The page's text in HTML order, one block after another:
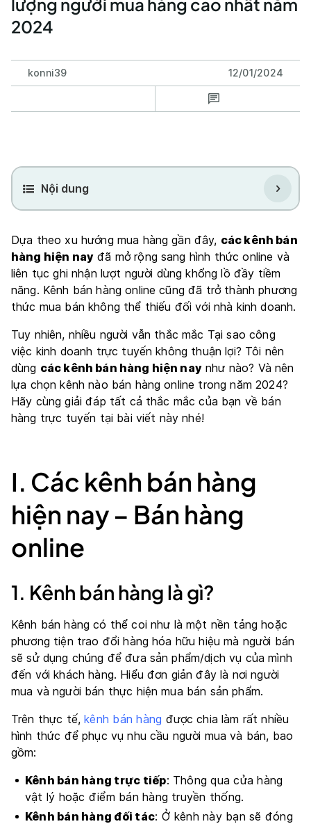
lượng người mua hàng cao nhất năm
2024
konni39 12/01/2024
Nội dung
Dựa theo xu hướng mua hàng gần đây, các kênh bán
hàng hiện nay đã mở rộng sang hình thức online và
liên tục ghi nhận lượt người dùng khổng lồ đầy tiềm
năng. Kênh bán hàng online cũng đã trở thành phương
thức mua bán không thể thiếu đối với nhà kinh doanh.
Tuy nhiên, nhiều người vẫn thắc mắc Tại sao công
việc kinh doanh trực tuyến không thuận lợi? Tôi nên
dùng các kênh bán hàng hiện naynhư nào? Và nên
lựa chọn kênh nào bán hàng online trong năm 2024?
Hãy cùng giải đáp tất cả thắc mắc của bạn về bán
hàng trực tuyến tại bài viết này nhé!
I. Các kênh bán hàng
hiện nay – Bán hàng
online
1. Kênh bán hàng là gì?
Kênh bán hàng có thể coi như là một nền tảng hoặc
phương tiện trao đổi hàng hóa hữu hiệu mà người bán
sẽ sử dụng chúng để đưa sản phẩm/dịch vụ của mình
đến với khách hàng. Hiểu đơn giản đây là nơi người
mua và người bán thực hiện mua bán sản phẩm.
Trên thực tế,kênh bán hàng được chia làm rất nhiều
hình thức để phục vụ nhu cầu người mua và bán, bao
gồm:
Kênh bán hàng trực tiếp: Thông qua cửa hàng
vật lý hoặc điểm bán hàng truyền thống.
Kênh bán hàng đối tác: Ở kênh này bạn sẽ đóng